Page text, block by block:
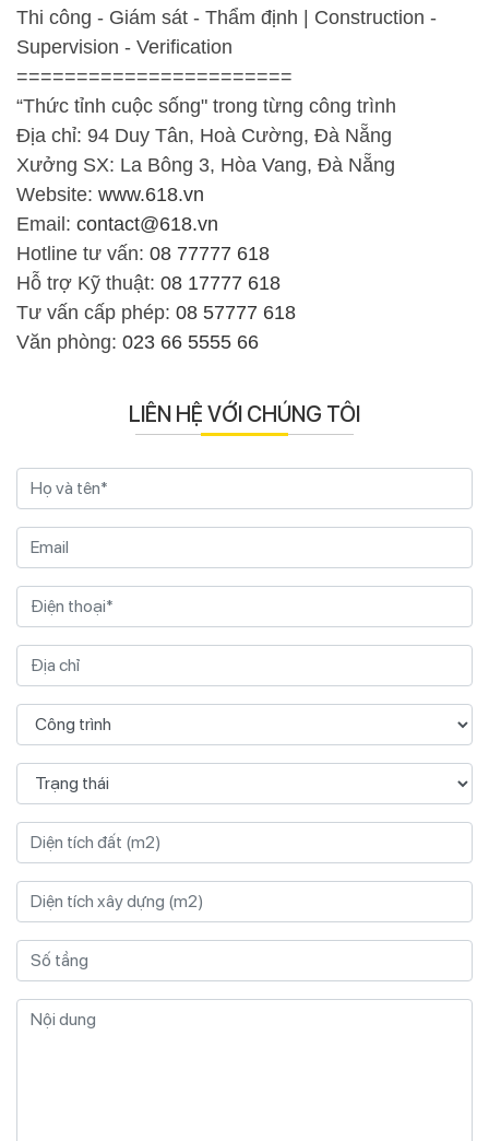
Thi công - Giám sát - Thẩm định | Construction -
Supervision - Verification
=======================
“Thức tỉnh cuộc sống" trong từng công trình
Địa chỉ: 94 Duy Tân, Hoà Cường, Đà Nẵng
Xưởng SX: La Bông 3, Hòa Vang, Đà Nẵng
Website: www.618.vn
Email: contact@618.vn
Hotline tư vấn: 08 77777 618
Hỗ trợ Kỹ thuật: 08 17777 618
Tư vấn cấp phép: 08 57777 618
Văn phòng: 023 66 5555 66
LIÊN HỆ VỚI CHÚNG TÔI